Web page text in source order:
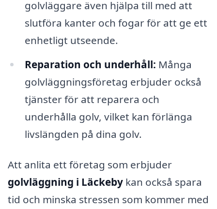
golvläggare även hjälpa till med att
slutföra kanter och fogar för att ge ett
enhetligt utseende.
Reparation och underhåll: Många
golvläggningsföretag erbjuder också
tjänster för att reparera och
underhålla golv, vilket kan förlänga
livslängden på dina golv.
Att anlita ett företag som erbjuder
golvläggning i Läckeby kan också spara
tid och minska stressen som kommer med